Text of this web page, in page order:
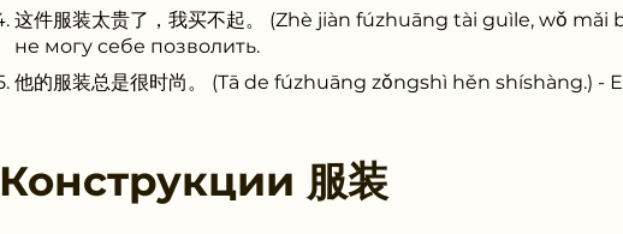
这件服装太贵了，我买不起。 (Zhè jiàn fúzhuāng tài guìle, wǒ
не могу себе позволить.
他的服装总是很时尚。 (Tā de fúzhuāng zǒngshì hěn shíshàng.) -
Конструкции 服装